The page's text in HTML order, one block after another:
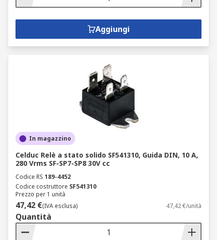
Aggiungi
In magazzino
Celduc Relè a stato solido SF541310, Guida DIN, 10 A,
280 Vrms SF-SP7-SP8 30V cc
Codice RS 189-4452
Codice costruttore SF541310
Prezzo per 1 unità
47,42 €(IVA esclusa) 47,42 €/unità
Quantità